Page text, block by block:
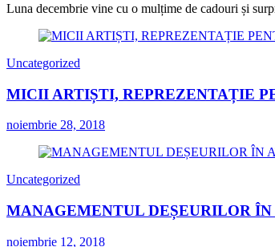
Luna decembrie vine cu o mulțime de cadouri și
Uncategorized
MICII ARTIȘTI, REPREZENTAȚIE
noiembrie 28, 2018
Uncategorized
MANAGEMENTUL DEȘEURILOR
noiembrie 12, 2018